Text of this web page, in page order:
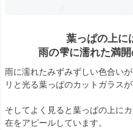
葉っぱの上に
雨の雫に濡れた満
雨に濡れたみずみずしい色合い
リと光る葉っぱのカットガラス
そしてよく見ると葉っぱの上に
在をアピールしています。